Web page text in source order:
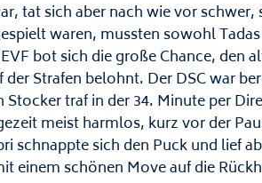
tat sich aber nach wie vor
waren, mussten sowohl
bot sich die große Chance, den
Strafen belohnt. Der DSC war
traf in der 34. Minute per
meist harmlos, kurz vor der
schnappte sich den Puck und lief
einem schönen Move auf die